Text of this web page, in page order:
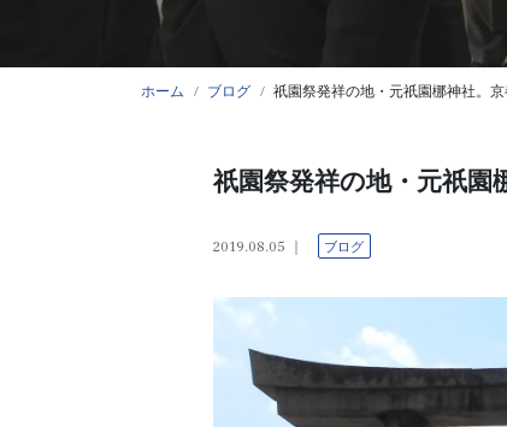
ホーム ブログ 祇園祭発祥の地・元祇園梛神社。
祇園祭発祥の地・元祇園
2019.08.05 ブログ